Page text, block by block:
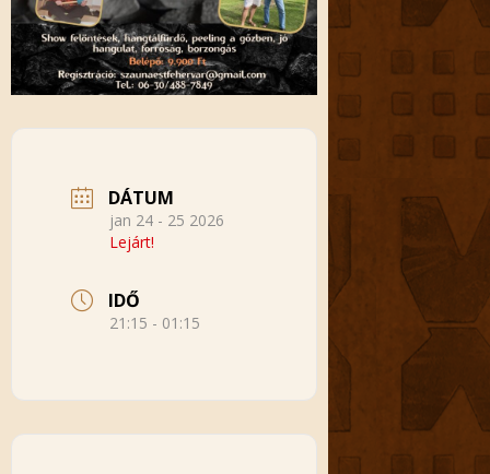
DÁTUM
jan 24 - 25 2026
Lejárt!
IDŐ
21:15 - 01:15